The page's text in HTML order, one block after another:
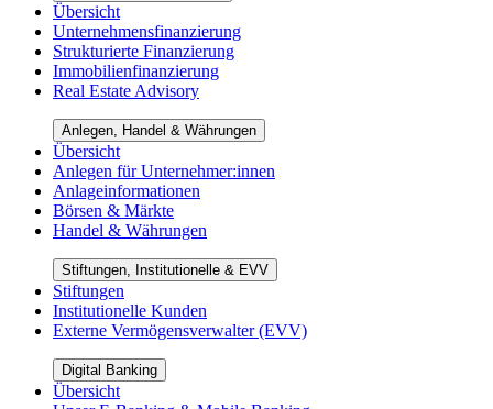
Übersicht
Unternehmensfinanzierung
Strukturierte Finanzierung
Immobilienfinanzierung
Real Estate Advisory
Anlegen, Handel & Währungen
Übersicht
Anlegen für Unternehmer:innen
Anlageinformationen
Börsen & Märkte
Handel & Währungen
Stiftungen, Institutionelle & EVV
Stiftungen
Institutionelle Kunden
Externe Vermögensverwalter (EVV)
Digital Banking
Übersicht